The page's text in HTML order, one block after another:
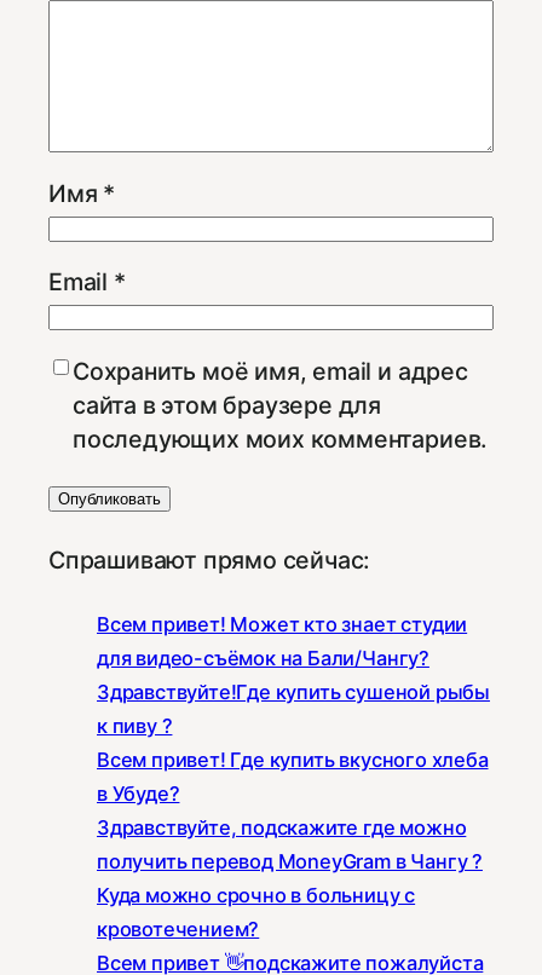
Имя *
Email *
Сохранить моё имя, email и адрес
сайта в этом браузере для
последующих моих комментариев.
Спрашивают прямо сейчас:
Всем привет! Может кто знает студии
для видео-съёмок на Бали/Чангу?
Здравствуйте!Где купить сушеной рыбы
к пиву ?
Всем привет! Где купить вкусного хлеба
в Убуде?
Здравствуйте, подскажите где можно
получить перевод MoneyGram в Чангу ?
Куда можно срочно в больницу с
кровотечением?
Всем привет 👋подскажите пожалуйста